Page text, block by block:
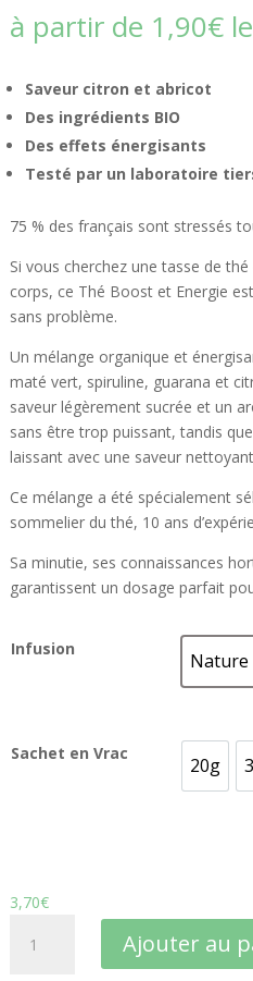
basé sur
notations
à partir de 1,90€
Saveur citron et abricot
Des ingrédients BIO
Des effets énergisants
Testé par un laboratoire
75 % des français sont stressés
Si vous cherchez une tasse de
corps, ce Thé Boost et Energie
sans problème.
Un mélange organique et
maté vert, spiruline, guarana et
saveur légèrement sucrée et un
sans être trop puissant, tandis
laissant avec une saveur
Ce mélange a été spécialement
sommelier du thé, 10 ans
Sa minutie, ses connaissances
garantissent un dosage parfait
Infusion
Nature
Sachet en Vrac
20g
20g
3,70€
Ajouter au